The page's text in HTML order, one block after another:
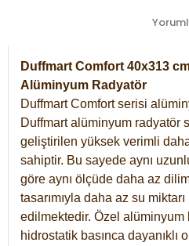
Duffmart Comfort 40x313
Alüminyum Radyatör
Duffmart Comfort serisi
Duffmart alüminyum radyatör
geliştirilen yüksek verimli
sahiptir. Bu sayede aynı
göre aynı ölçüde daha az
tasarımıyla daha az su
edilmektedir. Özel alüminyum
hidrostatik basınca dayanıklı